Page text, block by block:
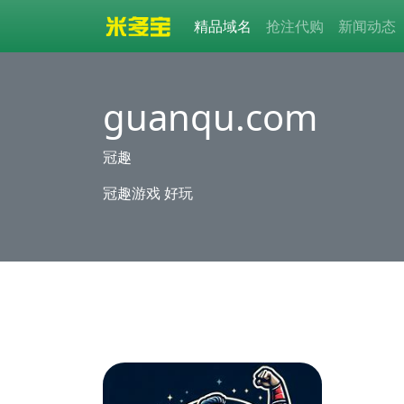
精品域名 抢注代购 新闻动态
guanqu.com
冠趣
冠趣游戏 好玩